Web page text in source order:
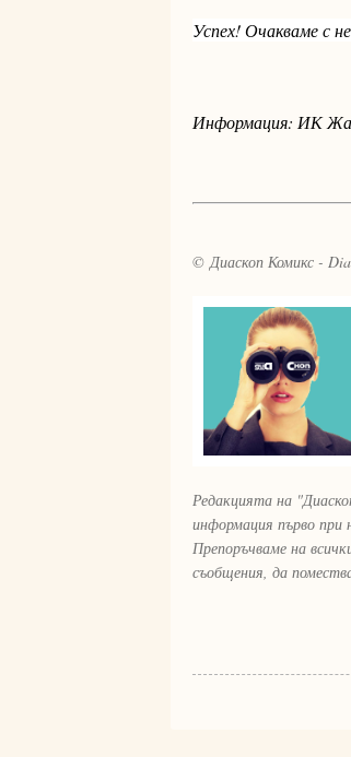
Успех! Очакваме с
Информация: ИК
© Диаскоп Комикс -
Редакцията на
информация първо при
Препоръчваме на
съобщения, да